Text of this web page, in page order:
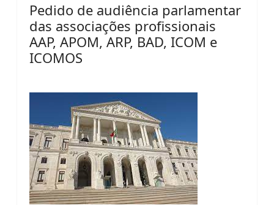
Pedido de audiência parlamentar
das associações profissionais
AAP, APOM, ARP, BAD, ICOM e
ICOMOS